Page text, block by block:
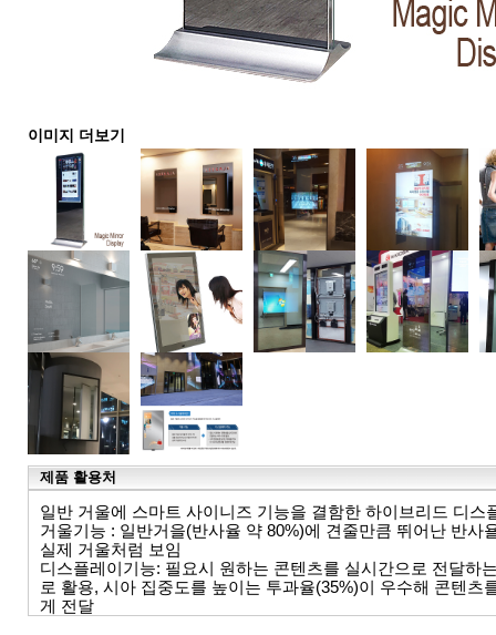
이미지 더보기
제품 활용처
일반 거울에 스마트 사이니즈 기능을 결함한 하이브리드 디스
거울기능 : 일반거을(반사율 약 80%)에 견줄만큼 뛰어난 반사
실제 거울처럼 보임
디스플레이기능: 필요시 원하는 콘텐츠를 실시간으로 전달하
로 활용, 시아 집중도를 높이는 투과율(35%)이 우수해 콘텐츠
게 전달